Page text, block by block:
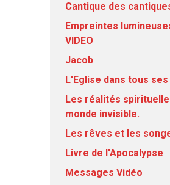
Cantique des
Empreintes
VIDEO
Jacob
L'Eglise dans tous
Les réalités
monde invisible.
Les rêves et les
Livre de l'Apocalypse
Messages Vidéo